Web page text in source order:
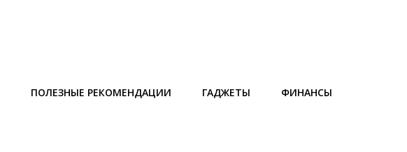
ПОЛЕЗНЫЕ РЕКОМЕНДАЦИИ ГАДЖЕТЫ ФИНАНСЫ